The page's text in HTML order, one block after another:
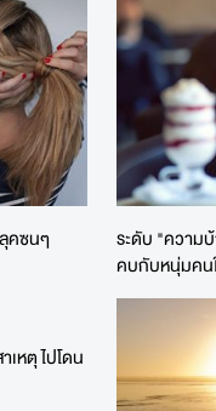
คซนๆ
ระดับ "ความบ้
คบกับหนุ่มคน
เหตุ ไปโดน